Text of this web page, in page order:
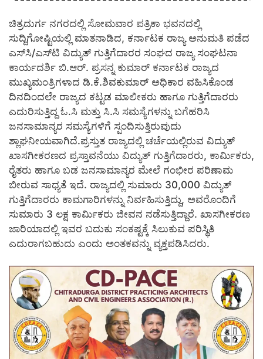
ಚಿತ್ರದುರ್ಗ ನಗರದಲ್ಲಿ ಸೋಮವಾರ ಪತ್ರಿಕಾ ಭವನದಲ್ಲಿ
ಸುದ್ದಿಗೋಷ್ಟಿಯಲ್ಲಿ ಮಾತನಾಡಿದ, ಕರ್ನಾಟಕ ರಾಜ್ಯ ಅನುಮತಿ ಪಡೆದ
ಎಸ್‍ಸಿ/ಎಸ್‍ಟಿ ವಿದ್ಯುತ್ ಗುತ್ತಿಗೆದಾರರ ಸಂಘದ ರಾಜ್ಯ ಸಂಘಟನಾ
ಕಾರ್ಯದರ್ಶಿ ಬಿ.ಆರ್. ಪ್ರಸನ್ನ ಕುಮಾರ್ ಕರ್ನಾಟಕ ರಾಜ್ಯದ
ಮುಖ್ಯಮಂತ್ರಿಗಳಾದ ಡಿ.ಕೆ.ಶಿವಕುಮಾರ್ ಅಧಿಕಾರ ವಹಿಸಿಕೊಂಡ
ದಿನದಿಂದಲೇ ರಾಜ್ಯದ ಕಟ್ಟಡ ಮಾಲೀಕರು ಹಾಗೂ ಗುತ್ತಿಗೆದಾರರು
ಎದುರಿಸುತ್ತಿದ್ದ ಓ.ಸಿ ಮತ್ತು ಸಿ.ಸಿ ಸಮಸ್ಯೆಗಳನ್ನು ಬಗೆಹರಿಸಿ
ಜನಸಾಮಾನ್ಯರ ಸಮಸ್ಯೆಗಳಿಗೆ ಸ್ಪಂದಿಸುತ್ತಿರುವುದು
ಶ್ಲಾಘನೀಯವಾಗಿದೆ.ಪ್ರಸ್ತುತ ರಾಜ್ಯದಲ್ಲಿ ಚರ್ಚೆಯಲ್ಲಿರುವ ವಿದ್ಯುತ್
ಖಾಸಗೀಕರಣದ ಪ್ರಸ್ತಾವನೆಯು ವಿದ್ಯುತ್ ಗುತ್ತಿಗೆದಾರರು, ಕಾರ್ಮಿಕರು,
ರೈತರು ಹಾಗೂ ಬಡ ಜನಸಾಮಾನ್ಯರ ಮೇಲೆ ಗಂಭೀರ ಪರಿಣಾಮ
ಬೀರುವ ಸಾಧ್ಯತೆ ಇದೆ. ರಾಜ್ಯದಲ್ಲಿ ಸುಮಾರು 30,000 ವಿದ್ಯುತ್
ಗುತ್ತಿಗೆದಾರರು ಕಾಮಗಾರಿಗಳನ್ನು ನಿರ್ವಹಿಸುತ್ತಿದ್ದು, ಅವರೊಂದಿಗೆ
ಸುಮಾರು 3 ಲಕ್ಷ ಕಾರ್ಮಿಕರು ಜೀವನ ನಡೆಸುತ್ತಿದ್ದಾರೆ. ಖಾಸಗೀಕರಣ
ಜಾರಿಯಾದಲ್ಲಿ ಇವರ ಬದುಕು ಸಂಕಷ್ಟಕ್ಕೆ ಸಿಲುಕುವ ಪರಿಸ್ಥಿತಿ
ಎದುರಾಗಬಹುದು ಎಂದು ಅಂತಕವನ್ನು ವ್ಯಕ್ತಪಡಿಸಿದರು.